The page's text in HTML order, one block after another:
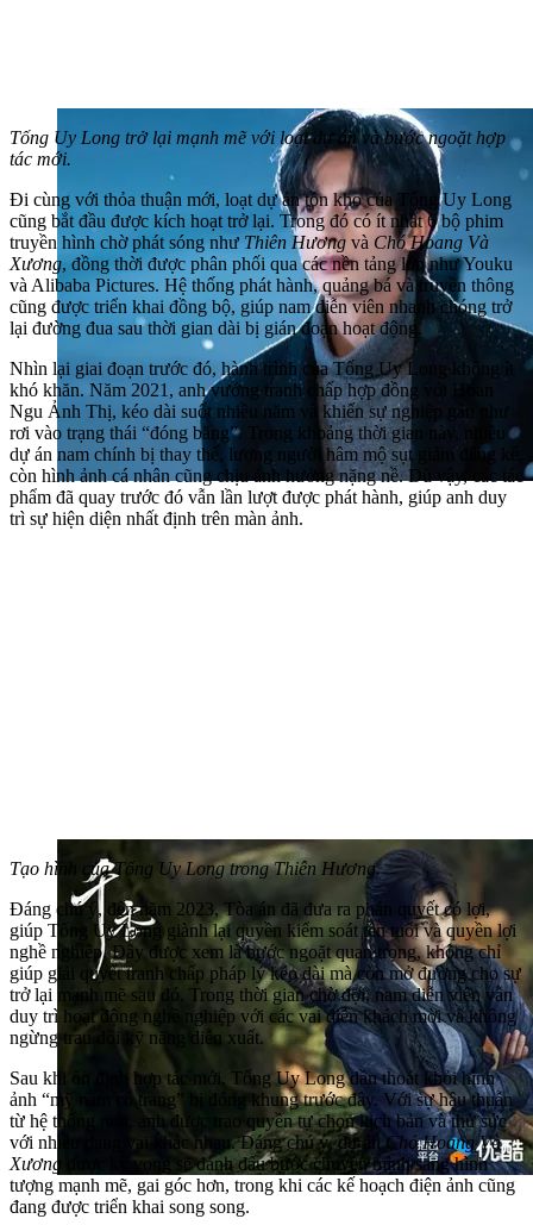
Tống Uy Long trở lại mạnh mẽ với loạt dự án và bước ngoặt hợp
tác mới.
Đi cùng với thỏa thuận mới, loạt dự án tồn kho của Tống Uy Long
cũng bắt đầu được kích hoạt trở lại. Trong đó có ít nhất 6 bộ phim
truyền hình chờ phát sóng như Thiên Hương và Chó Hoang Và
Xương, đồng thời được phân phối qua các nền tảng lớn như Youku
và Alibaba Pictures. Hệ thống phát hành, quảng bá và truyền thông
cũng được triển khai đồng bộ, giúp nam diễn viên nhanh chóng trở
lại đường đua sau thời gian dài bị gián đoạn hoạt động.
Nhìn lại giai đoạn trước đó, hành trình của Tống Uy Long không ít
khó khăn. Năm 2021, anh vướng tranh chấp hợp đồng với Hoan
Ngu Ảnh Thị, kéo dài suốt nhiều năm và khiến sự nghiệp gần như
rơi vào trạng thái “đóng băng”. Trong khoảng thời gian này, nhiều
dự án nam chính bị thay thế, lượng người hâm mộ sụt giảm đáng kể,
còn hình ảnh cá nhân cũng chịu ảnh hưởng nặng nề. Dù vậy, các tác
phẩm đã quay trước đó vẫn lần lượt được phát hành, giúp anh duy
trì sự hiện diện nhất định trên màn ảnh.
Tạo hình của Tống Uy Long trong Thiên Hương.
Đáng chú ý, đến năm 2023, Tòa án đã đưa ra phán quyết có lợi,
giúp Tống Uy Long giành lại quyền kiểm soát tên tuổi và quyền lợi
nghề nghiệp. Đây được xem là bước ngoặt quan trọng, không chỉ
giúp giải quyết tranh chấp pháp lý kéo dài mà còn mở đường cho sự
trở lại mạnh mẽ sau đó. Trong thời gian chờ đợi, nam diễn viên vẫn
duy trì hoạt động nghề nghiệp với các vai diễn khách mời và không
ngừng trau dồi kỹ năng diễn xuất.
Sau khi ổn định hợp tác mới, Tống Uy Long dần thoát khỏi hình
ảnh “mỹ nam cổ trang” bị đóng khung trước đây. Với sự hậu thuẫn
từ hệ thống mới, anh được trao quyền tự chọn kịch bản và thử sức
với nhiều dạng vai khác nhau. Đáng chú ý, dự án Chó Hoang Và
Xương
được kỳ vọng sẽ đánh dấu bước chuyển mình sang hình
tượng mạnh mẽ, gai góc hơn, trong khi các kế hoạch điện ảnh cũng
đang được triển khai song song.